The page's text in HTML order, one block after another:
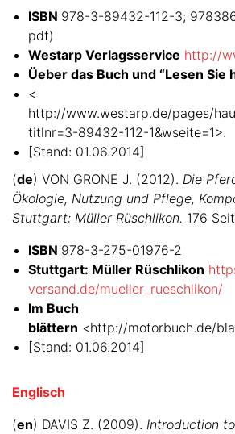
ISBN 978-3-89432-112-3;
pdf)
Westarp Verlagsservice http://
Üeber das Buch und “Lesen Sie
<
http://www.westarp.de/pages/
titlnr=3-89432-112-1&wseite=1>.
[Stand: 01.06.2014]
(de) VON GRONE J. (2012). Die
Ökologie, Nutzung und Pflege,
Stuttgart: Müller Rüschlikon. 176
ISBN 978-3-275-01976-2
Stuttgart: Müller Rüschlikon
versand.de/mueller_rueschlikon/
Im Buch
blättern <http://motorbuch.de/
[Stand: 01.06.2014]
Englisch
(en) DAVIS Z. (2009). Introduction